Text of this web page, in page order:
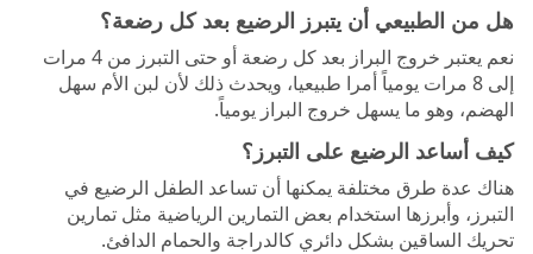
هل من الطبيعي أن يتبرز الرضيع بعد كل رضعة؟
نعم يعتبر خروج البراز بعد كل رضعة أو حتى التبرز من 4 مرات
إلى 8 مرات يومياً أمرا طبيعيا، ويحدث ذلك لأن لبن الأم سهل
الهضم، وهو ما يسهل خروج البراز يومياً.
كيف أساعد الرضيع على التبرز؟
هناك عدة طرق مختلفة يمكنها أن تساعد الطفل الرضيع في
التبرز، وأبرزها استخدام بعض التمارين الرياضية مثل تمارين
تحريك الساقين بشكل دائري كالدراجة والحمام الدافئ.